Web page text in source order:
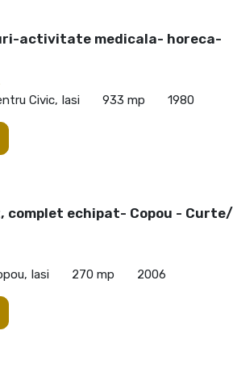
activitate medicala- horeca-
Civic, Iasi 933 mp 1980
echipat- Copou - Curte/
Iasi 270 mp 2006